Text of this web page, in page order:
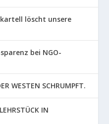
löscht unsere
bei NGO-
WESTEN SCHRUMPFT.
IN